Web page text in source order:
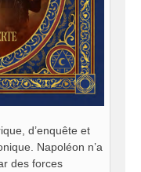
d’enquête et
Napoléon n’a
des forces